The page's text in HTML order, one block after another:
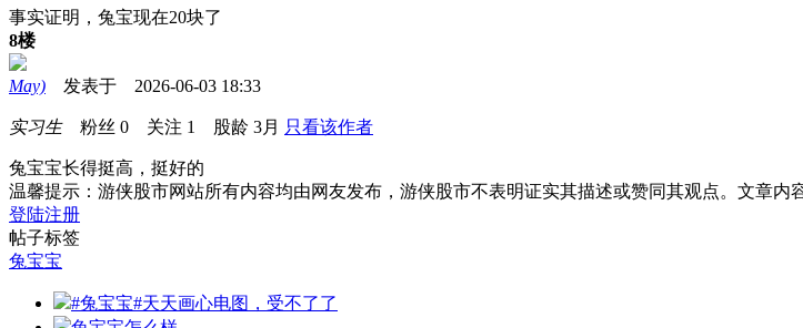
事实证明，兔宝现在20块了
8楼
May) 发表于 2026-06-03 18:33
实习生粉丝 0 关注 1 股龄 3月 只看该作者
兔宝宝长得挺高，挺好的
温馨提示：游侠股市网站所有内容均由网友发布，游侠股市不表明证实其描述或赞同其观点。文章内
登陆注册
帖子标签
兔宝宝
#兔宝宝#天天画心电图，受不了了